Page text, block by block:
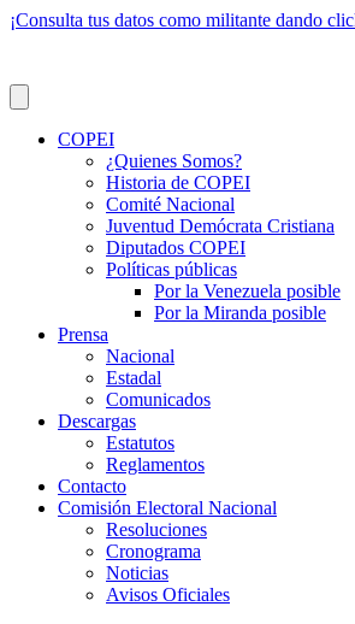
¡Consulta tus datos como militante dando
COPEI
¿Quienes Somos?
Historia de COPEI
Comité Nacional
Juventud Demócrata Cristiana
Diputados COPEI
Políticas públicas
Por la Venezuela posible
Por la Miranda posible
Prensa
Nacional
Estadal
Comunicados
Descargas
Estatutos
Reglamentos
Contacto
Comisión Electoral Nacional
Resoluciones
Cronograma
Noticias
Avisos Oficiales